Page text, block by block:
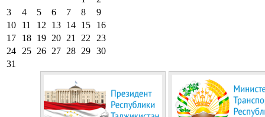
3
4 5 6 7 8
9
10
11 12 13 14 15
16
17
18 19 20 21 22
23
24
25 26 27 28 29 30
31